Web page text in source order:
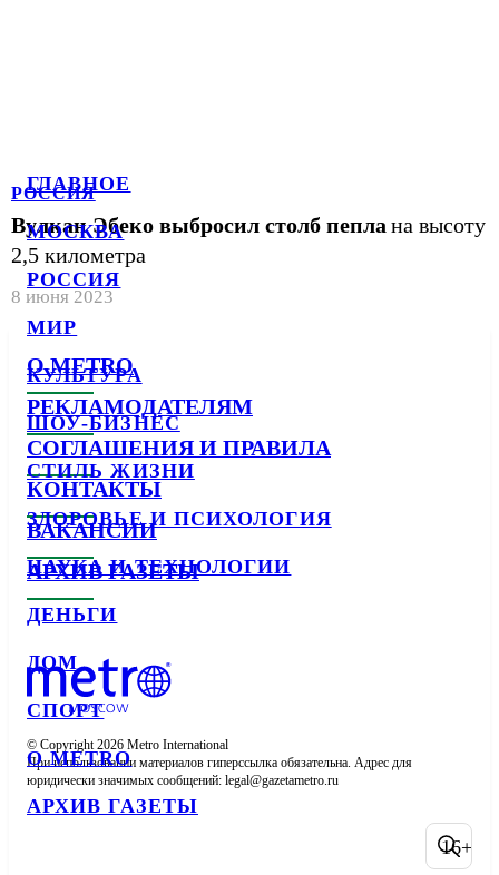
ГЛАВНОЕ
МОСКВА
РОССИЯ
МИР
КУЛЬТУРА
ШОУ-БИЗНЕС
СТИЛЬ ЖИЗНИ
ЗДОРОВЬЕ И ПСИХОЛОГИЯ
НАУКА И ТЕХНОЛОГИИ
ДЕНЬГИ
ДОМ
СПОРТ
О METRO
АРХИВ ГАЗЕТЫ
РОССИЯ
Вулкан Эбеко выбросил столб пепла на высоту
2,5 километра
8 июня 2023
О METRO
РЕКЛАМОДАТЕЛЯМ
СОГЛАШЕНИЯ И ПРАВИЛА
КОНТАКТЫ
ВАКАНСИИ
АРХИВ ГАЗЕТЫ
© Copyright 2026 Metro International
При использовании материалов гиперссылка обязательна. Адрес для
юридически значимых сообщений:
16+